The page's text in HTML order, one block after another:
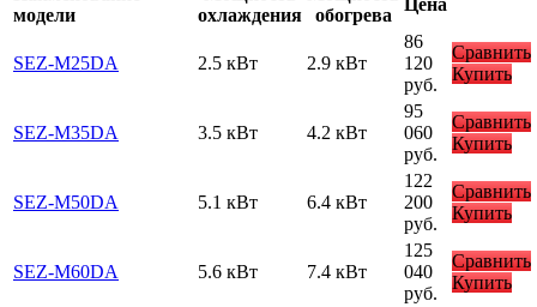
модели
охлаждения
обогрева
SEZ-M25DA 2.5 кВт 2.9 кВт
86
120
руб.
Сравнить
Купить
SEZ-M35DA 3.5 кВт 4.2 кВт
95
060
руб.
Сравнить
Купить
SEZ-M50DA 5.1 кВт 6.4 кВт
122
200
руб.
Сравнить
Купить
SEZ-M60DA 5.6 кВт 7.4 кВт
125
040
руб.
Сравнить
Купить